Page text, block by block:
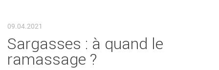
09.04.2021
Sargasses : à quand le
ramassage ?